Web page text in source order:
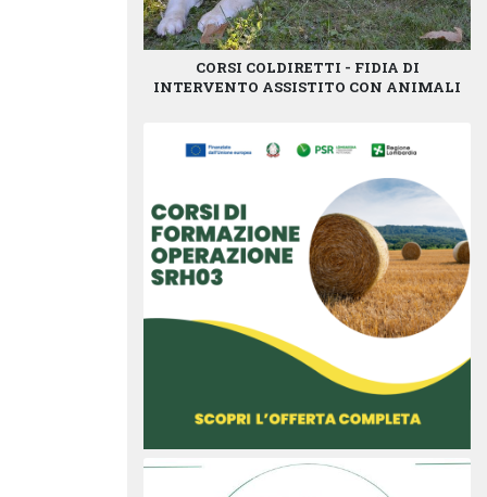
CORSI COLDIRETTI - FIDIA DI
INTERVENTO ASSISTITO CON ANIMALI